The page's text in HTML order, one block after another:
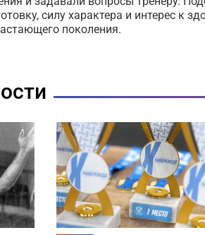
силу характера и интерес к
поколения.